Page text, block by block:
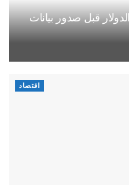
قبل صدور بيانات
اقتصاد